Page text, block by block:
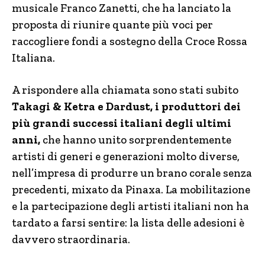
musicale Franco Zanetti, che ha lanciato la
proposta di riunire quante più voci per
raccogliere fondi a sostegno della Croce Rossa
Italiana.
A rispondere alla chiamata sono stati subito
Takagi & Ketra e Dardust, i produttori dei
più grandi successi italiani degli ultimi
anni, che hanno unito sorprendentemente
artisti di generi e generazioni molto diverse,
nell’impresa di produrre un brano corale senza
precedenti, mixato da Pinaxa. La mobilitazione
e la partecipazione degli artisti italiani non ha
tardato a farsi sentire: la lista delle adesioni è
davvero straordinaria.